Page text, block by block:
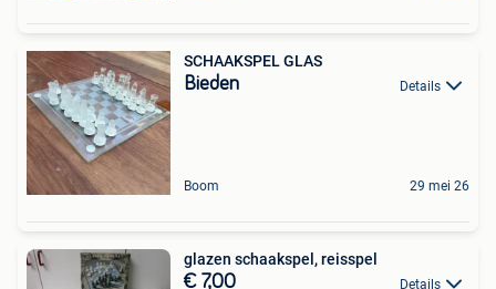
SCHAAKSPEL GLAS
Bieden Details
Boom 29 mei 26
glazen schaakspel, reisspel
€ 7,00 Details